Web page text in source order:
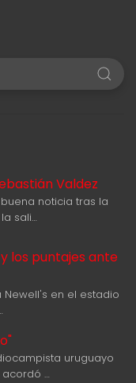
Valdez
noticia tras la
sali…
los puntajes ante
en el estadio
uruguayo
acordó …